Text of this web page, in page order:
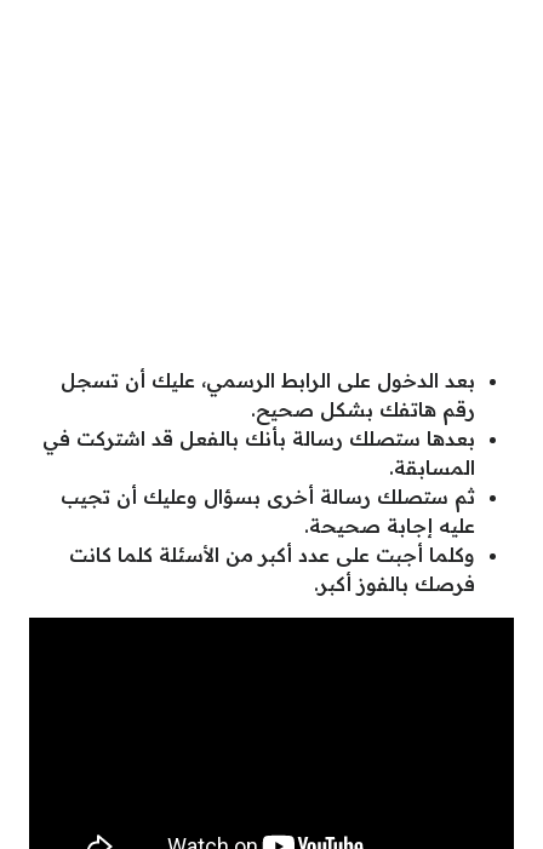
بعد الدخول على الرابط الرسمي، عليك أن تسجل
رقم هاتفك بشكل صحيح.
بعدها ستصلك رسالة بأنك بالفعل قد اشتركت في
المسابقة.
ثم ستصلك رسالة أخرى بسؤال وعليك أن تجيب
عليه إجابة صحيحة.
وكلما أجبت على عدد أكبر من الأسئلة كلما كانت
فرصك بالفوز أكبر.